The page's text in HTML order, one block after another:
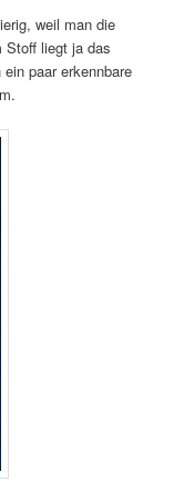
weil man die
Stoff liegt ja das
paar erkennbare